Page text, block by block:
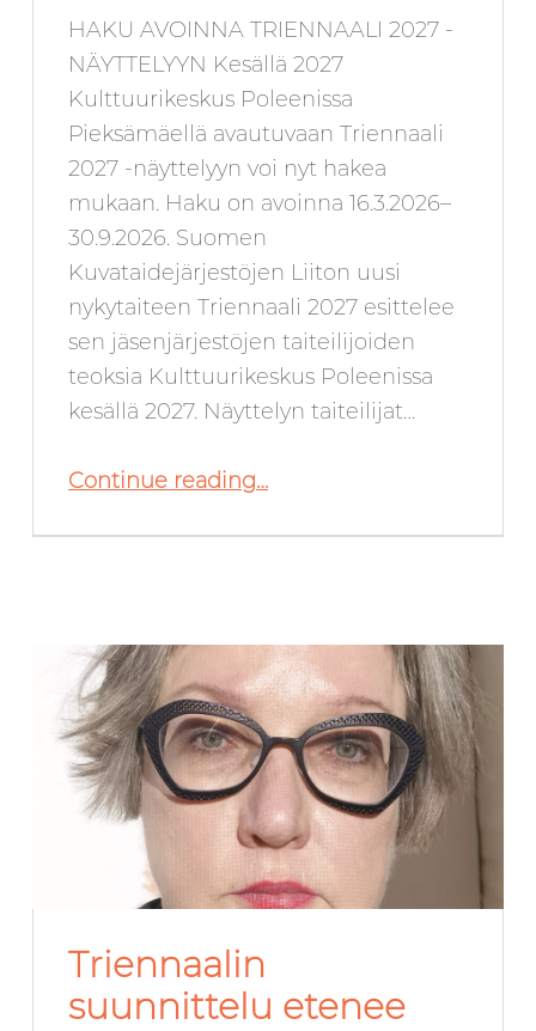
HAKU AVOINNA TRIENNAALI 2027 -
NÄYTTELYYN Kesällä 2027
Kulttuurikeskus Poleenissa
Pieksämäellä avautuvaan Triennaali
2027 -näyttelyyn voi nyt hakea
mukaan. Haku on avoinna 16.3.2026–
30.9.2026. Suomen
Kuvataidejärjestöjen Liiton uusi
nykytaiteen Triennaali 2027 esittelee
sen jäsenjärjestöjen taiteilijoiden
teoksia Kulttuurikeskus Poleenissa
kesällä 2027. Näyttelyn taiteilijat…
Continue reading“Avoin haku Triennaali 2027 -näyttelyyn”
…
Triennaalin
suunnittelu etenee